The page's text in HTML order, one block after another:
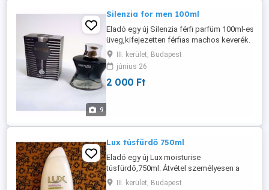
9
Silenzia for men 100ml
Eladó egy új Silenzia férfi parfüm 100ml-es.
üveg,kifejezetten férfias machos keverék.
Hatalom,elegancia és szenvedély jellemzi.
és elegáns karakteres illat. Fej illat: Kardamom
Bergamott,levendula,cédrus Alapjegyek:
III. kerület, Budapest
június 26
2 000 Ft
Lux túsfürdő 750ml
Eladó egy új Lux moisturise
túsfürdő,750ml. Átvétel személyesen a
lakcímemen,óbuda 3. Ker.
III. kerület, Budapest